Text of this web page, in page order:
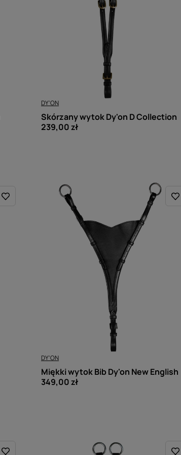
DY'ON
Skórzany wytok Dy'on D Collection
239,00 zł
DY'ON
Miękki wytok Bib Dy'on New English
349,00 zł